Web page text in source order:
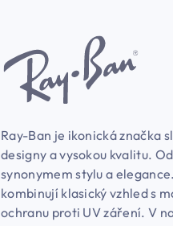
Ray-Ban je ikonická značka
designy a vysokou kvalitu.
synonymem stylu a
kombinují klasický vzhled s
ochranu proti UV záření. V